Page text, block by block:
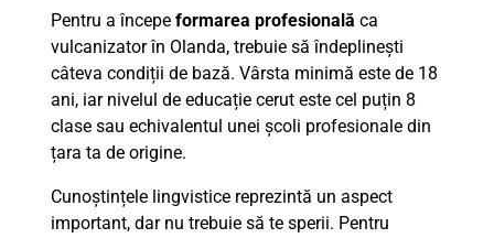
Pentru a începe formarea profesională ca
vulcanizator în Olanda, trebuie să îndeplinești
câteva condiții de bază. Vârsta minimă este de 18
ani, iar nivelul de educație cerut este cel puțin 8
clase sau echivalentul unei școli profesionale din
țara ta de origine.
Cunoștințele lingvistice reprezintă un aspect
important, dar nu trebuie să te sperii. Pentru